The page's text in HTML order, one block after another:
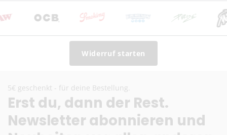
Widerruf starten
5€ geschenkt - für deine Bestellung.
Erst du, dann der Rest.
Newsletter abonnieren und